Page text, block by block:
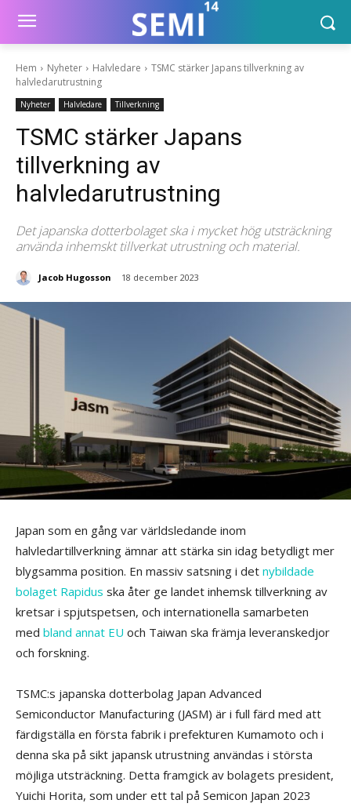
Hem Nyheter Halvledare
TSMC stärker Japans tillverkning av
halvledarutrustning
Nyheter Halvledare Tillverkning
TSMC stärker Japans
tillverkning av
halvledarutrustning
Det japanska dotterbolaget ska i mycket hög utsträckning
använda inhemskt tillverkat utrustning och material.
Jacob Hugosson 18 december 2023
Japan som en gång var världsledande inom
halvledartillverkning ämnar att stärka sin idag betydligt mer
blygsamma position. En massiv satsning i det nybildade
bolaget Rapidus ska åter ge landet inhemsk tillverkning av
kretsar i spjutspetsen, och internationella samarbeten
med bland annat EU och Taiwan ska främja leveranskedjor
och forskning.
TSMC:s japanska dotterbolag Japan Advanced
Semiconductor Manufacturing (JASM) är i full färd med att
färdigställa en första fabrik i prefekturen Kumamoto och i
denna ska på sikt japansk utrustning användas i största
möjliga utsträckning. Detta framgick av bolagets president,
Yuichi Horita, som under ett tal på Semicon Japan 2023